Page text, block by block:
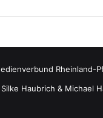
Rheinland-
Haubrich & Michael